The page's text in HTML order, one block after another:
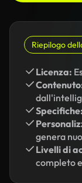
Riepilogo
Licenza:
Specifiche:
genera
Livelli di
completo